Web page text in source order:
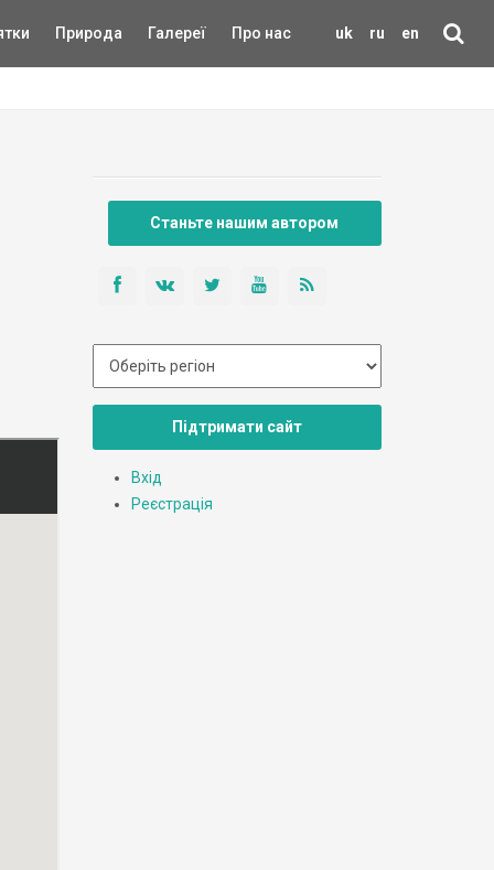
uk ru en
Природа Галереї Про нас
Станьте нашим автором
Підтримати сайт
Вхід
Реєстрація